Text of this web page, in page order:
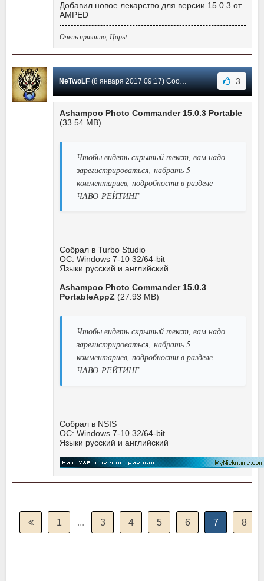
Добавил новое лекарство для версии 15.0.3 от
AMPED
Очень приятно, Царь!
NeTwoLF(8 января 2017 09:17) Сообщение #246 3
Ashampoo Photo Commander 15.0.3 Portable
(33.54 MB)
Чтобы видеть скрытый текст, вам надо
зарегистрироваться, набрать 5
комментариев, подробности в разделе
ЧАВО-РЕЙТИНГ
Собрал в Turbo Studio
ОС: Windows 7-10 32/64-bit
Языки русский и английский
Ashampoo Photo Commander 15.0.3
PortableAppZ (27.93 MB)
Чтобы видеть скрытый текст, вам надо
зарегистрироваться, набрать 5
комментариев, подробности в разделе
ЧАВО-РЕЙТИНГ
Собрал в NSIS
ОС: Windows 7-10 32/64-bit
Языки русский и английский
1 ... 3 4 5 6 7 8